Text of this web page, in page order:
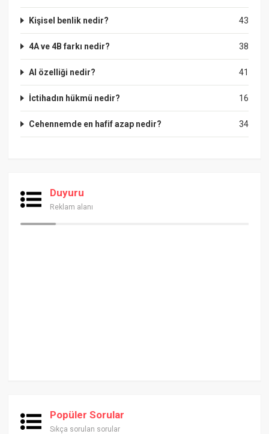
43
Kişisel benlik nedir?
38
4A ve 4B farkı nedir?
41
Al özelliği nedir?
16
İctihadın hükmü nedir?
34
Cehennemde en hafif azap nedir?
Duyuru
Reklam alanı
Popüler Sorular
Sıkça sorulan sorular